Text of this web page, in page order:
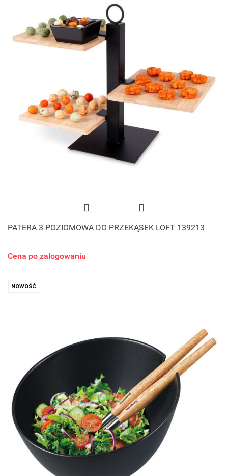
PATERA 3-POZIOMOWA DO PRZEKĄSEK LOFT 139213
Cena po zalogowaniu
NOWOŚĆ